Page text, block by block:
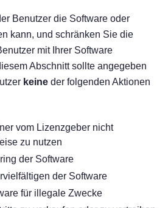
Benutzer die Software oder
kann, und schränken Sie die
mit Ihrer Software
Abschnitt sollte angegeben
keine der folgenden Aktionen
vom Lizenzgeber nicht
zu nutzen
der Software
der Software
für illegale Zwecke